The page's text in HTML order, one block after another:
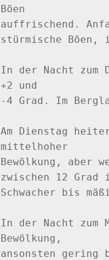
Böen
auffrischend.
stürmische Böen,
In der Nacht zum
+2 und
-4 Grad. Im
Am Dienstag
mittelhoher
Bewölkung, aber
zwischen 12 Grad
Schwacher bis
In der Nacht zum
Bewölkung,
ansonsten gering